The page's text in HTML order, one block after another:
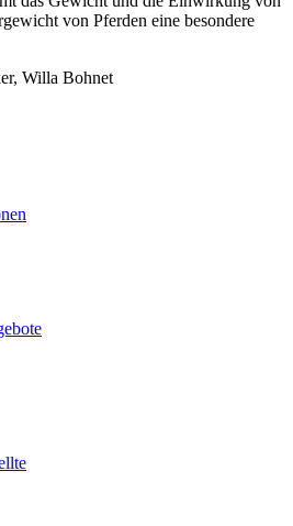
von Pferden eine besondere
Willa Bohnet